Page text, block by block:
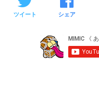
ツイート シェア